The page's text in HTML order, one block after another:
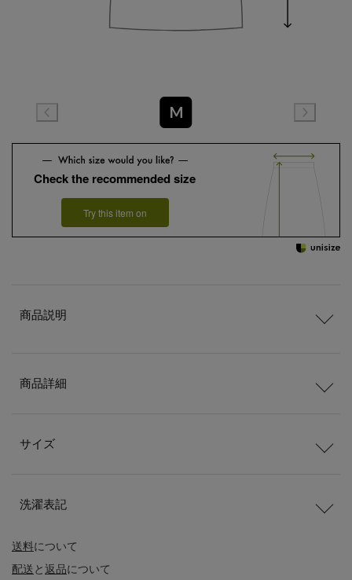
M
Check the recommended size
Try this item on
送料について
配送と返品について
商品説明
商品詳細
サイズ
洗濯表記